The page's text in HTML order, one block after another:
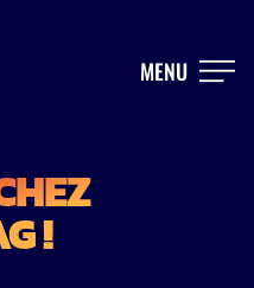
MENU
!